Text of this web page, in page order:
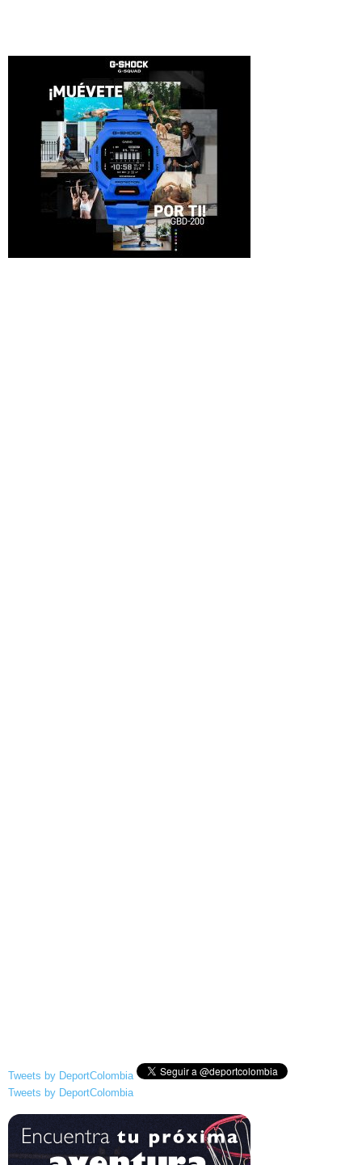
Tweets by DeportColombia
Tweets by DeportColombia